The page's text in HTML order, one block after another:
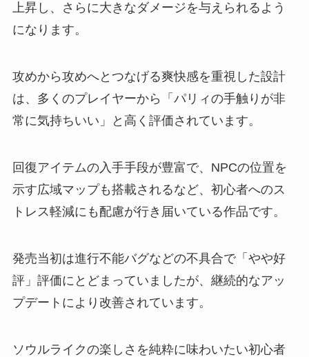
上昇し、さらに大きなダメージを与えられるよう
になります。
攻めから攻めへとつなげる爽快感を重視した設計
は、多くのプレイヤーから「パリィの手触りが非
常に気持ちいい」と高く評価されています。
回復アイテムの入手手段が豊富で、NPCの位置を
示す広域マップも搭載されるなど、初心者へのス
トレス軽減にも配慮が行き届いている作品です。
発売当初は進行不能バグなどの不具合で「やや好
評」評価にとどまっていましたが、継続的なアッ
プデートにより改善されています。
ソウルライクの楽しさを純粋に味わいたい初心者